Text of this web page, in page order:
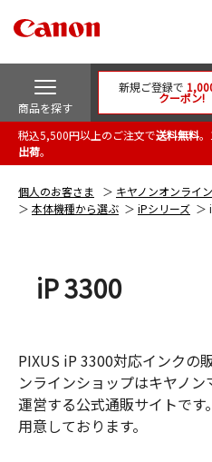
商品を探す
新規ご登録で
クーポン!
税込5,500円以上のご注文で送料無料
出荷。
個人のお客さま キヤノンオンライ
本体機種から選ぶ
iPシリーズ
iP 3300
PIXUS iP 3300対応インクの
ンラインショップはキヤノ
運営する公式通販サイトで
用意しております。